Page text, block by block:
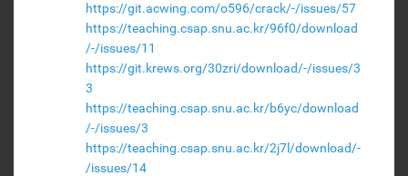
https://git.acwing.com/o596/crack/-/issues/57
https://teaching.csap.snu.ac.kr/96f0/download
/-/issues/11
https://git.krews.org/30zri/download/-/issues/3
3
https://teaching.csap.snu.ac.kr/b6yc/download
/-/issues/3
https://teaching.csap.snu.ac.kr/2j7l/download/-
/issues/14